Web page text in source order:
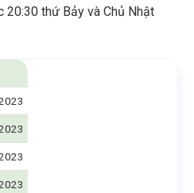
20:30 thứ Bảy và Chủ Nhật